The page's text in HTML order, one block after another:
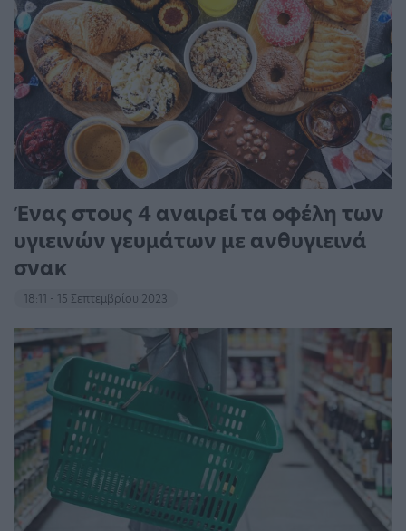
Ένας στους 4 αναιρεί τα οφέλη των
υγιεινών γευμάτων με ανθυγιεινά
σνακ
18:11 - 15 Σεπτεμβρίου 2023